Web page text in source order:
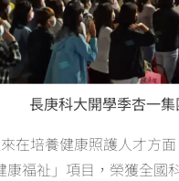
長庚科大開學季杏一
在培養健康照護人才方
康福祉」項目，榮獲全